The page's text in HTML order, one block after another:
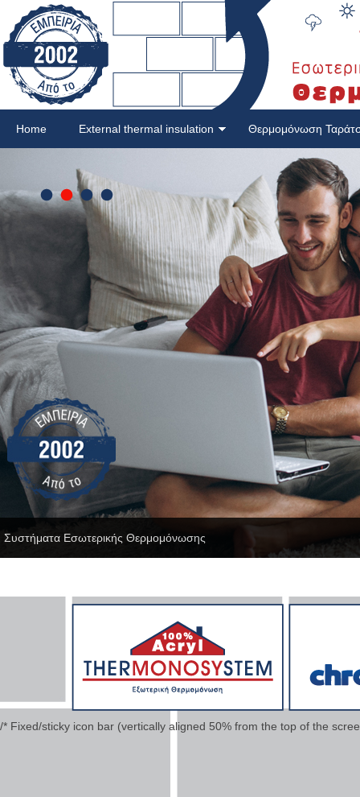
Home External thermal insulation Θερμομόνωση
Συστήματα Εσωτερικής Θερμομόνωσης
/* Fixed/sticky icon bar (vertically aligned 50% from the top of the